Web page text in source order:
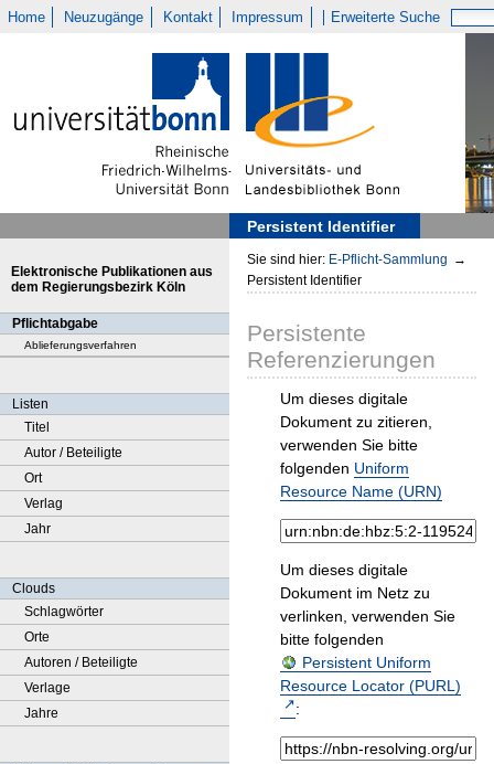
Home Neuzugänge Kontakt Impressum Erweiterte Suche
Persistent Identifier
Elektronische Publikationen aus
dem Regierungsbezirk Köln
Pflichtabgabe
Ablieferungsverfahren
Listen
Titel
Autor / Beteiligte
Ort
Verlag
Jahr
Clouds
Schlagwörter
Orte
Autoren / Beteiligte
Verlage
Jahre
Sie sind hier: E-Pflicht-Sammlung →
Persistent Identifier
Persistente
Referenzierungen
Um dieses digitale
Dokument zu zitieren,
verwenden Sie bitte
folgenden Uniform
Resource Name (URN)
Um dieses digitale
Dokument im Netz zu
verlinken, verwenden Sie
bitte folgenden
Persistent Uniform
Resource Locator (PURL)
: